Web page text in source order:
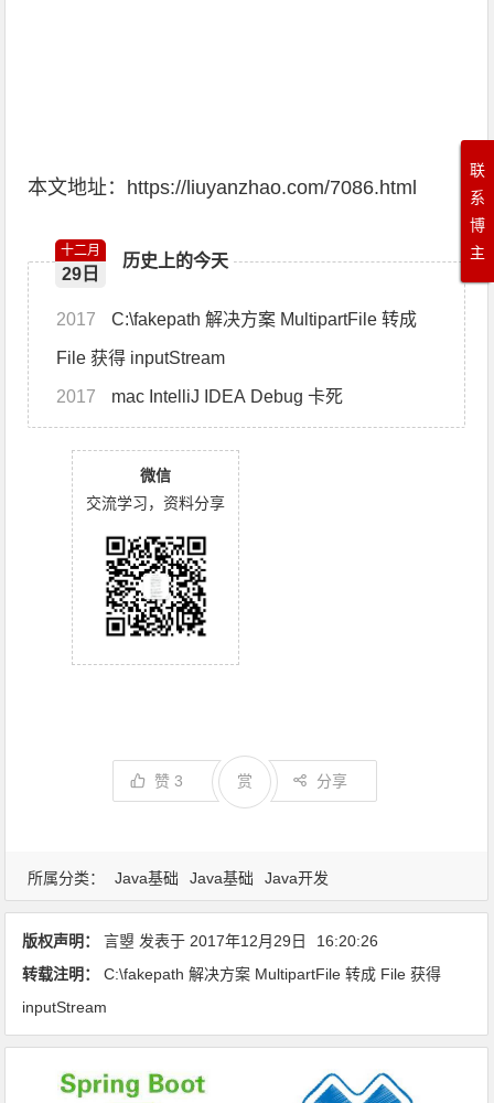
本文地址： https://liuyanzhao.com/7086.html
历史上的今天
十二月
29日
2017 C:\fakepath 解决方案 MultipartFile 转成
File 获得 inputStream
2017 mac IntelliJ IDEA Debug 卡死
微信
交流学习，资料分享
赞3 分享
赏
所属分类： Java基础 Java基础 Java开发
版权声明： 言曌 发表于 2017年12月29日
16:20:26
转载注明：
C:\fakepath 解决方案 MultipartFile 转成 File 获得
inputStream
联
系
博
主